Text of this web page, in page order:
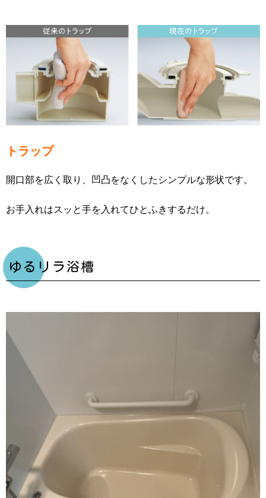
トラップ
開口部を広く取り、凹凸をなくしたシンプルな形状です。
お手入れはスッと手を入れてひとふきするだけ。
ゆるリラ浴槽